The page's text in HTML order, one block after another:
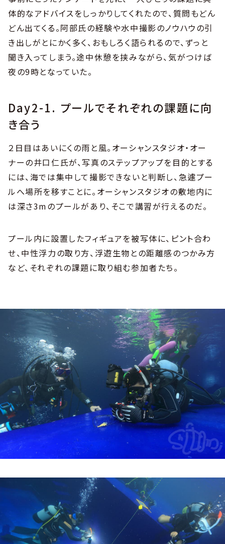
体的なアドバイスをしっかりしてくれたので、質問もどん
どん出てくる。阿部氏の経験や水中撮影のノウハウの引
き出しがとにかく多く、おもしろく語られるので、ずっと
聞き入ってしまう。途中休憩を挟みながら、気がつけば
夜の9時となっていた。
Day2-1. プールでそれぞれの課題に向
き合う
２日目はあいにくの雨と風。オーシャンスタジオ・オー
ナーの井口仁氏が、写真のステップアップを目的とする
には、海では集中して撮影できないと判断し、急遽プー
ルへ場所を移すことに。オーシャンスタジオの敷地内に
は深さ3mのプールがあり、そこで講習が行えるのだ。
プール内に設置したフィギュアを被写体に、ピント合わ
せ、中性浮力の取り方、浮遊生物との距離感のつかみ方
など、それぞれの課題に取り組む参加者たち。